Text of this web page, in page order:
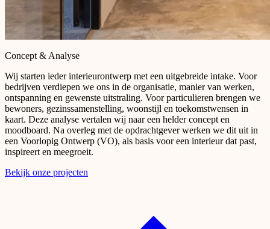
Concept & Analyse
Wij starten ieder interieurontwerp met een uitgebreide intake. Voor
bedrijven verdiepen we ons in de organisatie, manier van werken,
ontspanning en gewenste uitstraling. Voor particulieren brengen we
bewoners, gezinssamenstelling, woonstijl en toekomstwensen in
kaart. Deze analyse vertalen wij naar een helder concept en
moodboard. Na overleg met de opdrachtgever werken we dit uit in
een Voorlopig Ontwerp (VO), als basis voor een interieur dat past,
inspireert en meegroeit.
Bekijk onze projecten